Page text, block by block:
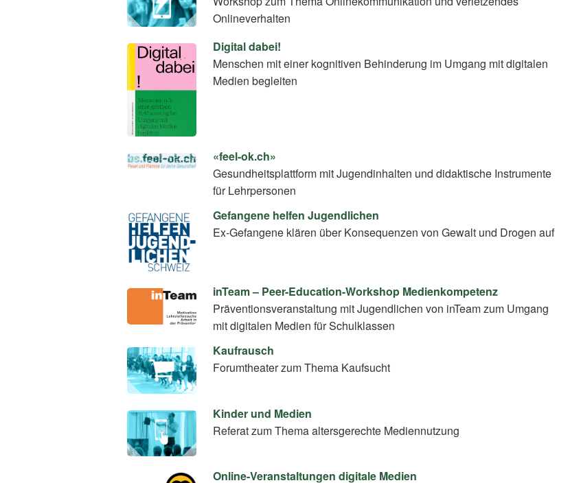
Onlineverhalten
Digital dabei!
Menschen mit einer kognitiven Behinderung im Umgang mit digitalen
Medien begleiten
«feel-ok.ch»
Gesundheitsplattform mit Jugendinhalten und didaktische Instrumente
für Lehrpersonen
Gefangene helfen Jugendlichen
Ex-Gefangene klären über Konsequenzen von Gewalt und Drogen auf
inTeam – Peer-Education-Workshop Medienkompetenz
Präventionsveranstaltung mit Jugendlichen von inTeam zum Umgang
mit digitalen Medien für Schulklassen
Kaufrausch
Forumtheater zum Thema Kaufsucht
Kinder und Medien
Referat zum Thema altersgerechte Mediennutzung
Online-Veranstaltungen digitale Medien